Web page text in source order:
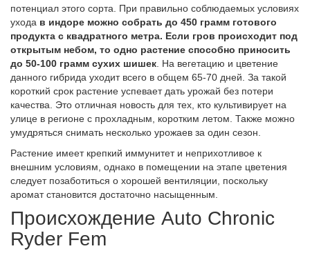
потенциал этого сорта. При правильно соблюдаемых условиях
ухода в индоре можно собрать до 450 грамм готового
продукта с квадратного метра. Если гров происходит под
открытым небом, то одно растение способно приносить
до 50-100 грамм сухих шишек . На вегетацию и цветение
данного гибрида уходит всего в общем 65-70 дней. За такой
короткий срок растение успевает дать урожай без потери
качества. Это отличная новость для тех, кто культивирует на
улице в регионе с прохладным, коротким летом. Также можно
умудряться снимать несколько урожаев за один сезон.
Растение имеет крепкий иммунитет и неприхотливое к
внешним условиям, однако в помещении на этапе цветения
следует позаботиться о хорошей вентиляции, поскольку
аромат становится достаточно насыщенным.
Происхождение Auto Chronic
Ryder Fem